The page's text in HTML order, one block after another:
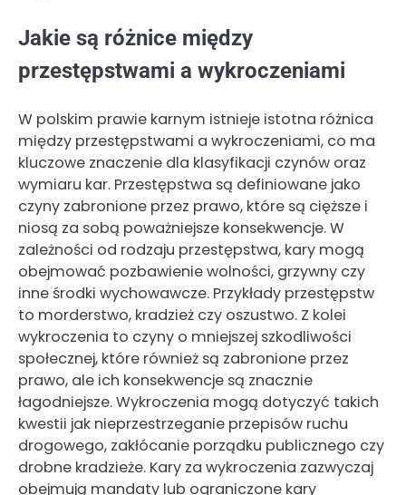
Jakie są różnice między
przestępstwami a wykroczeniami
W polskim prawie karnym istnieje istotna różnica
między przestępstwami a wykroczeniami, co ma
kluczowe znaczenie dla klasyfikacji czynów oraz
wymiaru kar. Przestępstwa są definiowane jako
czyny zabronione przez prawo, które są cięższe i
niosą za sobą poważniejsze konsekwencje. W
zależności od rodzaju przestępstwa, kary mogą
obejmować pozbawienie wolności, grzywny czy
inne środki wychowawcze. Przykłady przestępstw
to morderstwo, kradzież czy oszustwo. Z kolei
wykroczenia to czyny o mniejszej szkodliwości
społecznej, które również są zabronione przez
prawo, ale ich konsekwencje są znacznie
łagodniejsze. Wykroczenia mogą dotyczyć takich
kwestii jak nieprzestrzeganie przepisów ruchu
drogowego, zakłócanie porządku publicznego czy
drobne kradzieże. Kary za wykroczenia zazwyczaj
obejmują mandaty lub ograniczone kary